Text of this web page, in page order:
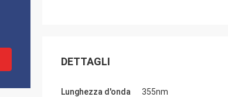
DETTAGLI
Lunghezza d'onda 355nm